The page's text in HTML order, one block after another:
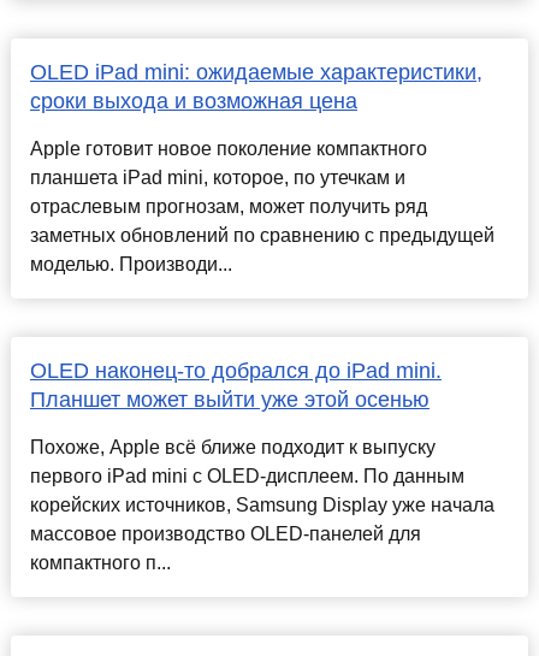
OLED iPad mini: ожидаемые характеристики,
сроки выхода и возможная цена
Apple готовит новое поколение компактного
планшета iPad mini, которое, по утечкам и
отраслевым прогнозам, может получить ряд
заметных обновлений по сравнению с предыдущей
моделью. Производи...
OLED наконец-то добрался до iPad mini.
Планшет может выйти уже этой осенью
Похоже, Apple всё ближе подходит к выпуску
первого iPad mini с OLED-дисплеем. По данным
корейских источников, Samsung Display уже начала
массовое производство OLED-панелей для
компактного п...